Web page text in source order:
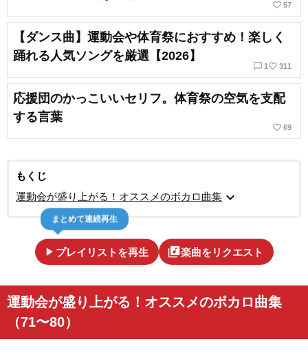
favorite_border 57
【ダンス曲】運動会や体育祭におすすめ！楽しく
踊れる人気ソングを厳選【2026】
chat_bubble_outline 1 favorite_border 311
応援団のかっこいいセリフ。体育祭の空気を支配
する言葉
favorite_border 69
もくじ
運動会が盛り上がる！オススメのボカロ曲集 expand_more
play_arrow プレイリストを再生
まとめて連続再生
library_music楽曲をリクエスト
運動会が盛り上がる！オススメのボカロ曲集
（71〜80）